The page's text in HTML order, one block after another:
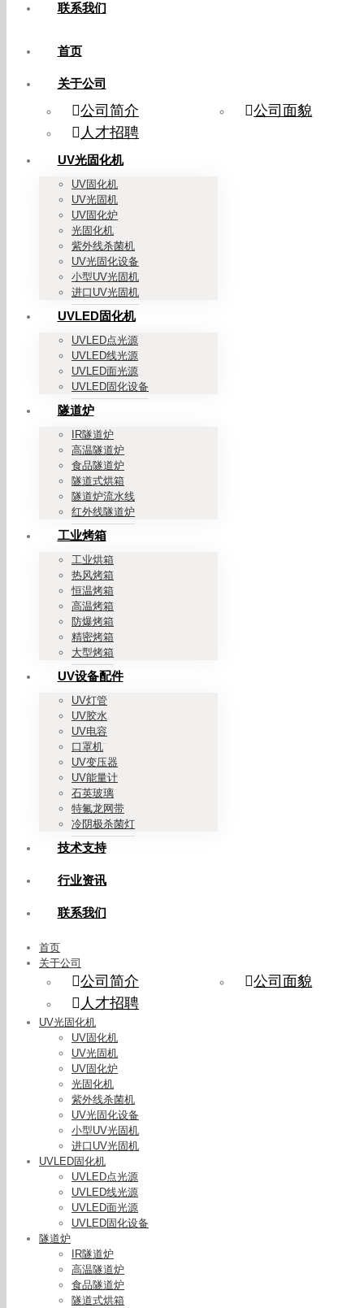
联系我们
首页
关于公司
公司简介
公司面貌
人才招聘
UV光固化机
UV固化机
UV光固机
UV固化炉
光固化机
紫外线杀菌机
UV光固化设备
小型UV光固机
进口UV光固机
UVLED固化机
UVLED点光源
UVLED线光源
UVLED面光源
UVLED固化设备
隧道炉
IR隧道炉
高温隧道炉
食品隧道炉
隧道式烘箱
隧道炉流水线
红外线隧道炉
工业烤箱
工业烘箱
热风烤箱
恒温烤箱
高温烤箱
防爆烤箱
精密烤箱
大型烤箱
UV设备配件
UV灯管
UV胶水
UV电容
口罩机
UV变压器
UV能量计
石英玻璃
特氟龙网带
冷阴极杀菌灯
技术支持
行业资讯
联系我们
首页
关于公司
公司简介
公司面貌
人才招聘
UV光固化机
UV固化机
UV光固机
UV固化炉
光固化机
紫外线杀菌机
UV光固化设备
小型UV光固机
进口UV光固机
UVLED固化机
UVLED点光源
UVLED线光源
UVLED面光源
UVLED固化设备
隧道炉
IR隧道炉
高温隧道炉
食品隧道炉
隧道式烘箱